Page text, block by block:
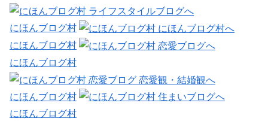
にほんブログ村
にほんブログ村
にほんブログ村
にほんブログ村
にほんブログ村